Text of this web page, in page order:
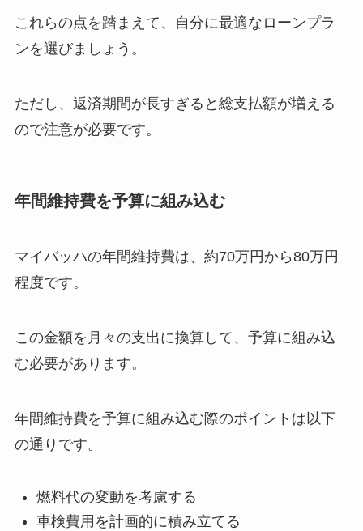
これらの点を踏まえて、自分に最適なローンプラ
ンを選びましょう。
ただし、返済期間が長すぎると総支払額が増える
ので注意が必要です。
年間維持費を予算に組み込む
マイバッハの年間維持費は、約70万円から80万円
程度です。
この金額を月々の支出に換算して、予算に組み込
む必要があります。
年間維持費を予算に組み込む際のポイントは以下
の通りです。
燃料代の変動を考慮する
車検費用を計画的に積み立てる